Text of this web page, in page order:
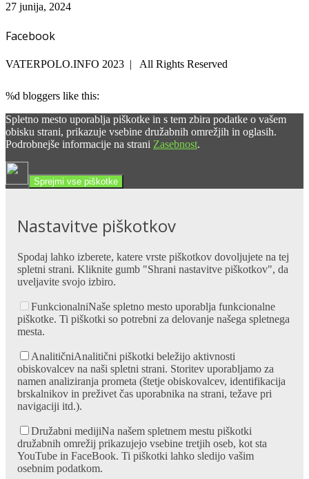
27 junija, 2024
Facebook
VATERPOLO.INFO 2023 | All Rights Reserved
%d bloggers like this:
Spletno mesto uporablja piškotke in s tem zbira podatke o vašem
obisku strani, prikazuje vsebine družabnih omrežjih in oglasih.
Podrobnejše informacije na strani Zasebnost.
Sprejmi vse piškotke
Nastavitve piškotkov
Spodaj lahko izberete, katere vrste piškotkov dovoljujete na tej
spletni strani. Kliknite gumb "Shrani nastavitve piškotkov", da
uveljavite svojo izbiro.
FunkcionalniNaše spletno mesto uporablja funkcionalne
piškotke. Ti piškotki so potrebni za delovanje našega spletnega
mesta.
AnalitičniAnalitični piškotki beležijo aktivnosti
obiskovalcev na naši spletni strani. Storitev uporabljamo za
namen analiziranja prometa (štetje obiskovalcev, identifikacija
brskalnikov in preživet čas uporabnika na strani, težave pri
navigaciji itd.).
Družabni medijiNa našem spletnem mestu piškotki
družabnih omrežij prikazujejo vsebine tretjih oseb, kot sta
YouTube in FaceBook. Ti piškotki lahko sledijo vašim
osebnim podatkom.